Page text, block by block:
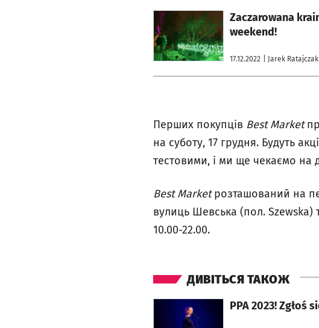
Zaczarowana
weekend!
17.12.2022 | Jarek Ratajczak
otworzy się w nowej karcie
Перших покупців Best Market
на суботу, 17 грудня. Будуть
тестовими, і ми ще чекаємо на
Best Marketрозташований на
вулиць Шевська (пол. Szewska)
10.00-22.00.
ДИВІТЬСЯ ТАКОЖ
PPA 2023! Zgłoś
otworzy się w nowej karcie